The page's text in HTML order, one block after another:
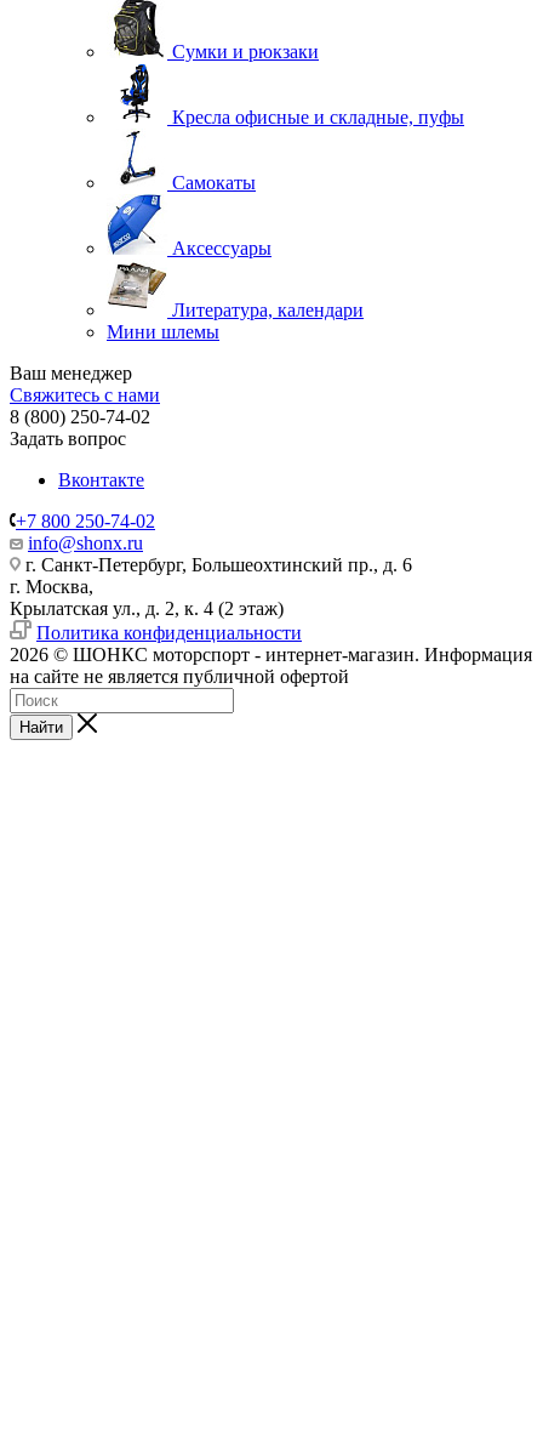
Сумки и рюкзаки
Кресла офисные и складные, пуфы
Самокаты
Аксессуары
Литература, календари
Мини шлемы
Ваш менеджер
Свяжитесь с нами
8 (800) 250-74-02
Задать вопрос
Вконтакте
+7 800 250-74-02
info@shonx.ru
г. Санкт-Петербург, Большеохтинский пр., д. 6
г. Москва,
Крылатская ул., д. 2, к. 4 (2 этаж)
Политика конфиденциальности
2026 © ШОНКС моторспорт - интернет-магазин. Информация
на сайте не является публичной офертой
Найти